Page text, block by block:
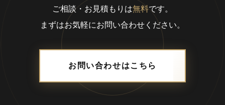
ご相談・お見積もりは無料です。
まずはお気軽にお問い合わせください。
お問い合わせはこちら